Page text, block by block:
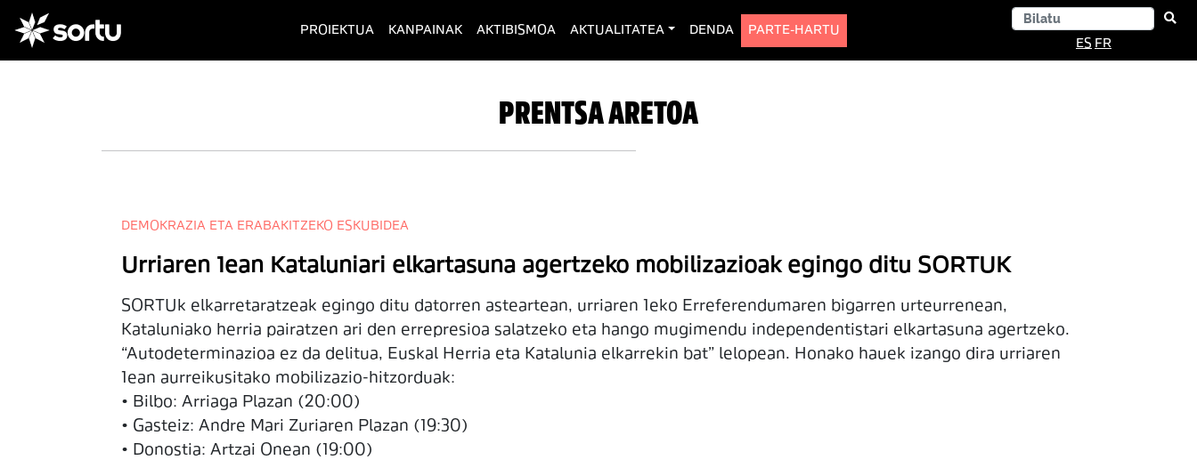
PROIEKTUA (current)
KANPAINAK AKTIBISMOA AKTUALITATEA DENDA
PARTE-HARTU
ES FR
PRENTSA ARETOA
DEMOKRAZIA ETA ERABAKITZEKO ESKUBIDEA
Urriaren 1ean Kataluniari elkartasuna agertzeko mobilizazioak egingo ditu SORTUK
SORTUk elkarretaratzeak egingo ditu datorren asteartean, urriaren 1eko Erreferendumaren bigarren urteurrenean,
Kataluniako herria pairatzen ari den errepresioa salatzeko eta hango mugimendu independentistari elkartasuna agertzeko.
“Autodeterminazioa ez da delitua, Euskal Herria eta Katalunia elkarrekin bat” lelopean. Honako hauek izango dira urriaren
1ean aurreikusitako mobilizazio-hitzorduak:
• Bilbo: Arriaga Plazan (20:00)
• Gasteiz: Andre Mari Zuriaren Plazan (19:30)
• Donostia: Artzai Onean (19:00)